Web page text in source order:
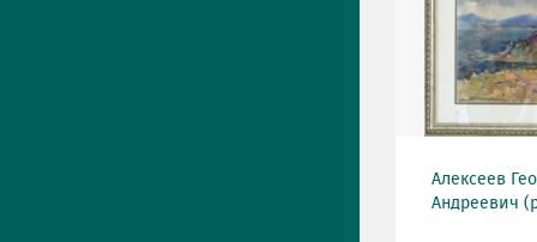
Алексеев
Андреевич